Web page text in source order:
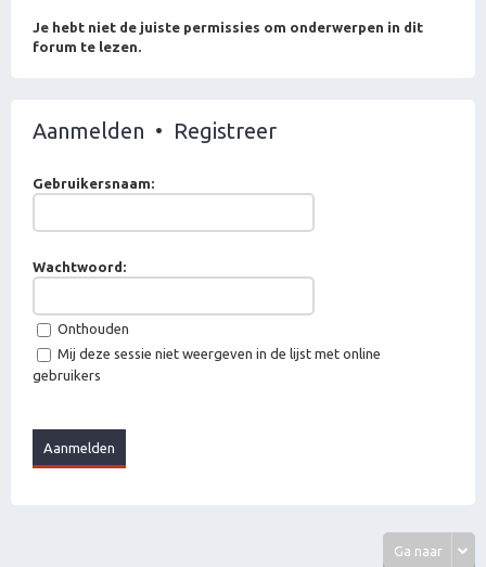
Je hebt niet de juiste permissies om onderwerpen in dit
forum te lezen.
Aanmelden • Registreer
Gebruikersnaam:
Wachtwoord:
Onthouden
Mij deze sessie niet weergeven in de lijst met online
gebruikers
Ga naar